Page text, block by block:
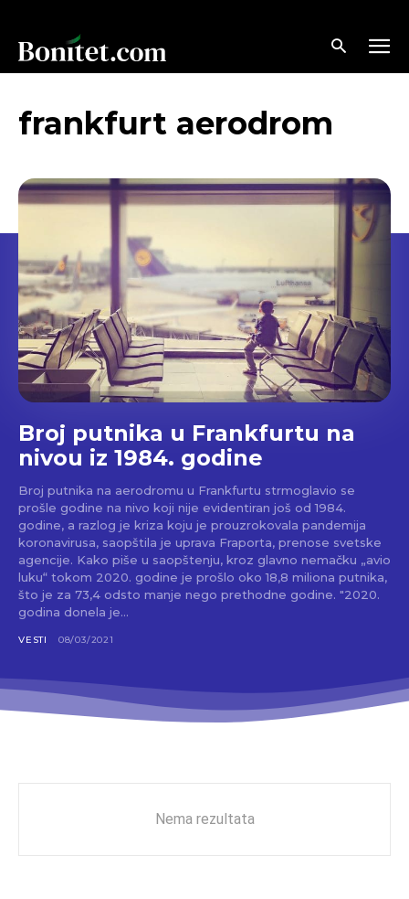
frankfurt aerodrom
Broj putnika u Frankfurtu na
nivou iz 1984. godine
Broj putnika na aerodromu u Frankfurtu strmoglavio se
prošle godine na nivo koji nije evidentiran još od 1984.
godine, a razlog je kriza koju je prouzrokovala pandemija
koronavirusa, saopštila je uprava Fraporta, prenose svetske
agencije. Kako piše u saopštenju, kroz glavno nemačku „avio
luku“ tokom 2020. godine je prošlo oko 18,8 miliona putnika,
što je za 73,4 odsto manje nego prethodne godine. "2020.
godina donela je...
VESTI 08/03/2021
Nema rezultata